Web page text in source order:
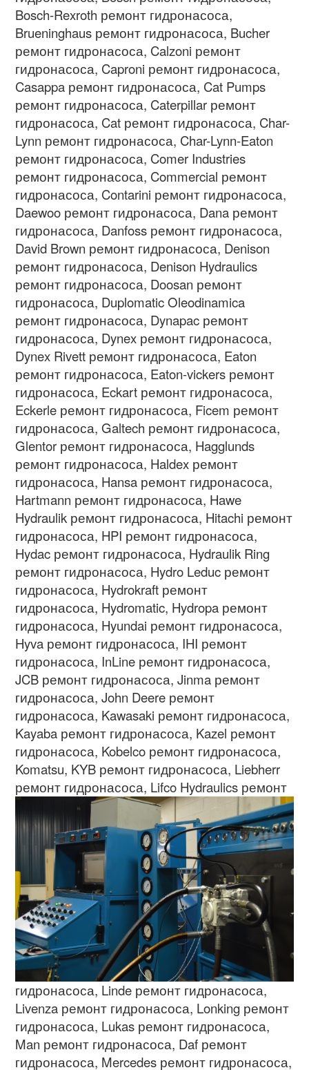
Bosch-Rexroth ремонт гидронасоса,
Brueninghaus ремонт гидронасоса, Bucher
ремонт гидронасоса, Calzoni ремонт
гидронасоса, Caproni ремонт гидронасоса,
Casappa ремонт гидронасоса, Cat Pumps
ремонт гидронасоса, Caterpillar ремонт
гидронасоса, Cat ремонт гидронасоса, Char-
Lynn ремонт гидронасоса, Char-Lynn-Eaton
ремонт гидронасоса, Comer Industries
ремонт гидронасоса, Commercial ремонт
гидронасоса, Contarini ремонт гидронасоса,
Daewoo ремонт гидронасоса, Dana ремонт
гидронасоса, Danfoss ремонт гидронасоса,
David Brown ремонт гидронасоса, Denison
ремонт гидронасоса, Denison Hydraulics
ремонт гидронасоса, Doosan ремонт
гидронасоса, Duplomatic Oleodinamica
ремонт гидронасоса, Dynapac ремонт
гидронасоса, Dynex ремонт гидронасоса,
Dynex Rivett ремонт гидронасоса, Eaton
ремонт гидронасоса, Eaton-vickers ремонт
гидронасоса, Eckart ремонт гидронасоса,
Eckerle ремонт гидронасоса, Ficem ремонт
гидронасоса, Galtech ремонт гидронасоса,
Glentor ремонт гидронасоса, Hagglunds
ремонт гидронасоса, Haldex ремонт
гидронасоса, Hansa ремонт гидронасоса,
Hartmann ремонт гидронасоса, Hawe
Hydraulik ремонт гидронасоса, Hitachi ремонт
гидронасоса, HPI ремонт гидронасоса,
Hydac ремонт гидронасоса, Hydraulik Ring
ремонт гидронасоса, Hydro Leduc ремонт
гидронасоса, Hydrokraft ремонт
гидронасоса, Hydromatic, Hydropa ремонт
гидронасоса, Hyundai ремонт гидронасоса,
Hyva ремонт гидронасоса, IHI ремонт
гидронасоса, InLine ремонт гидронасоса,
JCB ремонт гидронасоса, Jinma ремонт
гидронасоса, John Deere ремонт
гидронасоса, Kawasaki ремонт гидронасоса,
Kayaba ремонт гидронасоса, Kazel ремонт
гидронасоса, Kobelco ремонт гидронасоса,
Komatsu, KYB ремонт гидронасоса, Liebherr
ремонт гидронасоса, Lifco Hydraulics ремонт
гидронасоса, Linde ремонт гидронасоса,
Livenza ремонт гидронасоса, Lonking ремонт
гидронасоса, Lukas ремонт гидронасоса,
Man ремонт гидронасоса, Daf ремонт
гидронасоса, Mercedes ремонт гидронасоса,